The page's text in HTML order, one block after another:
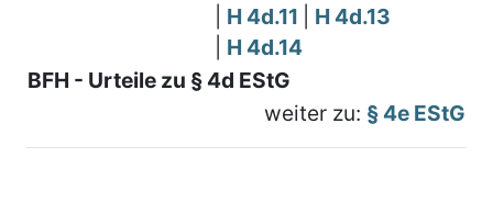
H 4d.11
H 4d.13
H 4d.14
BFH - Urteile zu § 4d EStG
weiter zu: § 4e EStG